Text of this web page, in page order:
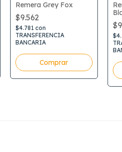
Remera Grey Fox
$9.562
$4.781con
TRANSFERENCIA
BANCARIA
Comprar